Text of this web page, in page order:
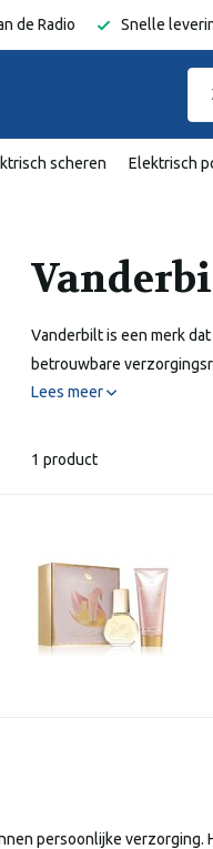
de Radio Snelle
scheren Elektrisch
Vanderbilt is een merk
betrouwbare
Lees meer
1 product
persoonlijke